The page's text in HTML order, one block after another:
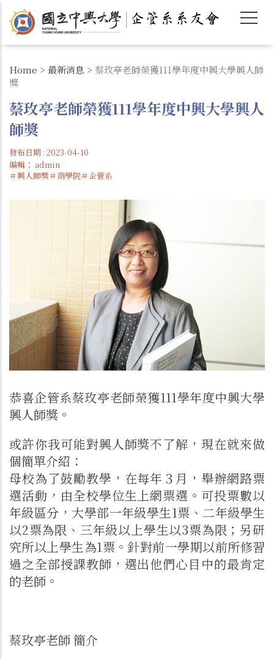
至
內
容Home > 最新消息 > 蔡玫亭老師榮獲111學年度中興大學興人師
獎
蔡玫亭老師榮獲111學年度中興大學興人
師獎
發布日期 : 2023-04-10
編輯： admin
＃興人師獎＃商學院＃企管系
恭喜企管系蔡玫亭老師榮獲111學年度中興大學
興人師獎。
或許你我可能對興人師獎不了解，現在就來做
個簡單介紹：
母校為了鼓勵教學，在每年３月，舉辦網路票
選活動，由全校學位生上網票選。可投票數以
年級區分，大學部一年級學生1票、二年級學生
以2票為限、三年級以上學生以3票為限；另研
究所以上學生為1票。針對前一學期以前所修習
過之全部授課教師，選出他們心目中的最肯定
的老師。
蔡玫亭老師 簡介